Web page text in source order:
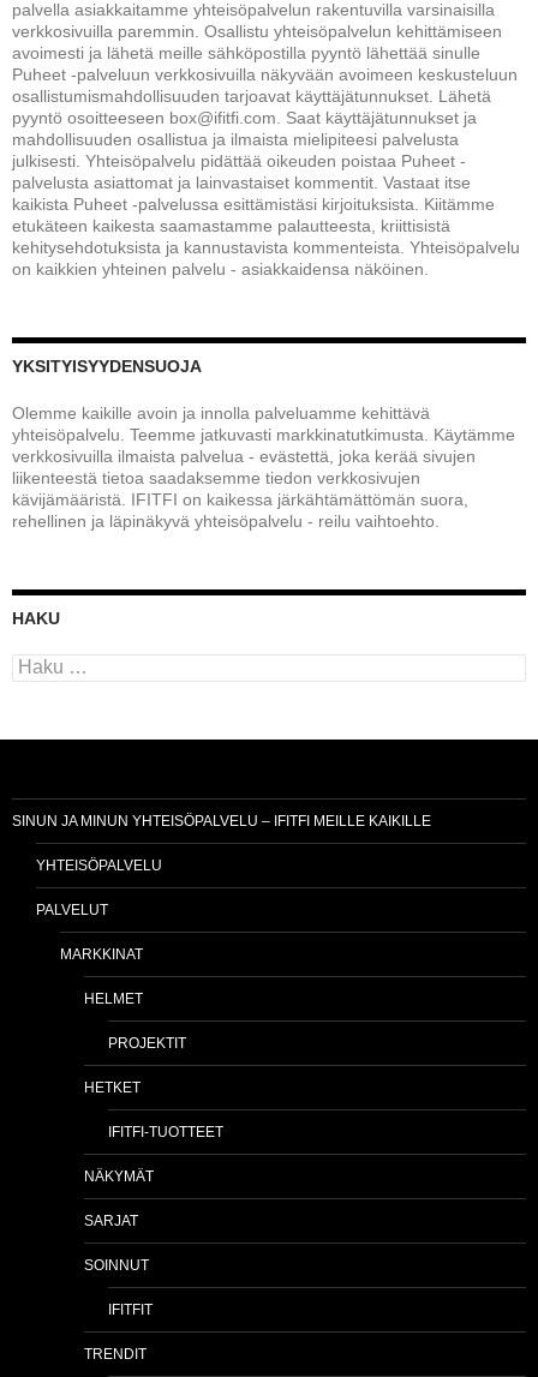
palvella asiakkaitamme yhteisöpalvelun rakentuvilla varsinaisilla
verkkosivuilla paremmin. Osallistu yhteisöpalvelun kehittämiseen
avoimesti ja lähetä meille sähköpostilla pyyntö lähettää sinulle
Puheet -palveluun verkkosivuilla näkyvään avoimeen keskusteluun
osallistumismahdollisuuden tarjoavat käyttäjätunnukset. Lähetä
pyyntö osoitteeseen box@ifitfi.com. Saat käyttäjätunnukset ja
mahdollisuuden osallistua ja ilmaista mielipiteesi palvelusta
julkisesti. Yhteisöpalvelu pidättää oikeuden poistaa Puheet -
palvelusta asiattomat ja lainvastaiset kommentit. Vastaat itse
kaikista Puheet -palvelussa esittämistäsi kirjoituksista. Kiitämme
etukäteen kaikesta saamastamme palautteesta, kriittisistä
kehitysehdotuksista ja kannustavista kommenteista. Yhteisöpalvelu
on kaikkien yhteinen palvelu - asiakkaidensa näköinen.
YKSITYISYYDENSUOJA
Olemme kaikille avoin ja innolla palveluamme kehittävä
yhteisöpalvelu. Teemme jatkuvasti markkinatutkimusta. Käytämme
verkkosivuilla ilmaista palvelua - evästettä, joka kerää sivujen
liikenteestä tietoa saadaksemme tiedon verkkosivujen
kävijämääristä. IFITFI on kaikessa järkähtämättömän suora,
rehellinen ja läpinäkyvä yhteisöpalvelu - reilu vaihtoehto.
HAKU
Haku:
SINUN JA MINUN YHTEISÖPALVELU – IFITFI MEILLE KAIKILLE
YHTEISÖPALVELU
PALVELUT
MARKKINAT
HELMET
PROJEKTIT
HETKET
IFITFI-TUOTTEET
NÄKYMÄT
SARJAT
SOINNUT
IFITFIT
TRENDIT